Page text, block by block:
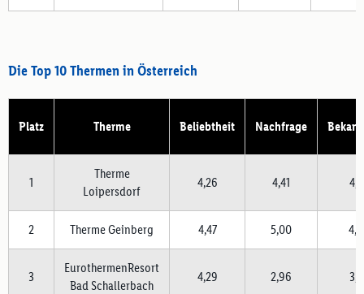
Die Top 10 Thermen in Österreich
Platz Therme Beliebtheit Nachfrage
1
Therme
Loipersdorf
4,26 4,41
2 Therme Geinberg 4,47 5,00
3
EurothermenResort
Bad Schallerbach
4,29 2,96